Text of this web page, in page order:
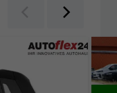
Zurück